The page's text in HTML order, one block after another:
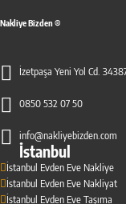
Nakliye Bizden ®
İzetpaşa Yeni Yol Cd.
0850 532 07 50
info@nakliyebizden.com
İstanbul
İstanbul Evden Eve Nakliye
İstanbul Evden Eve Nakliyat
İstanbul Evden Eve Taşıma